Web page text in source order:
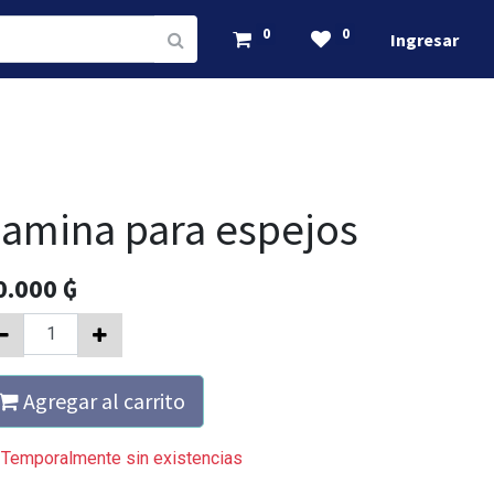
0 0 Ingresar
para espejos
₲
Agregar al carrito
sin existencias